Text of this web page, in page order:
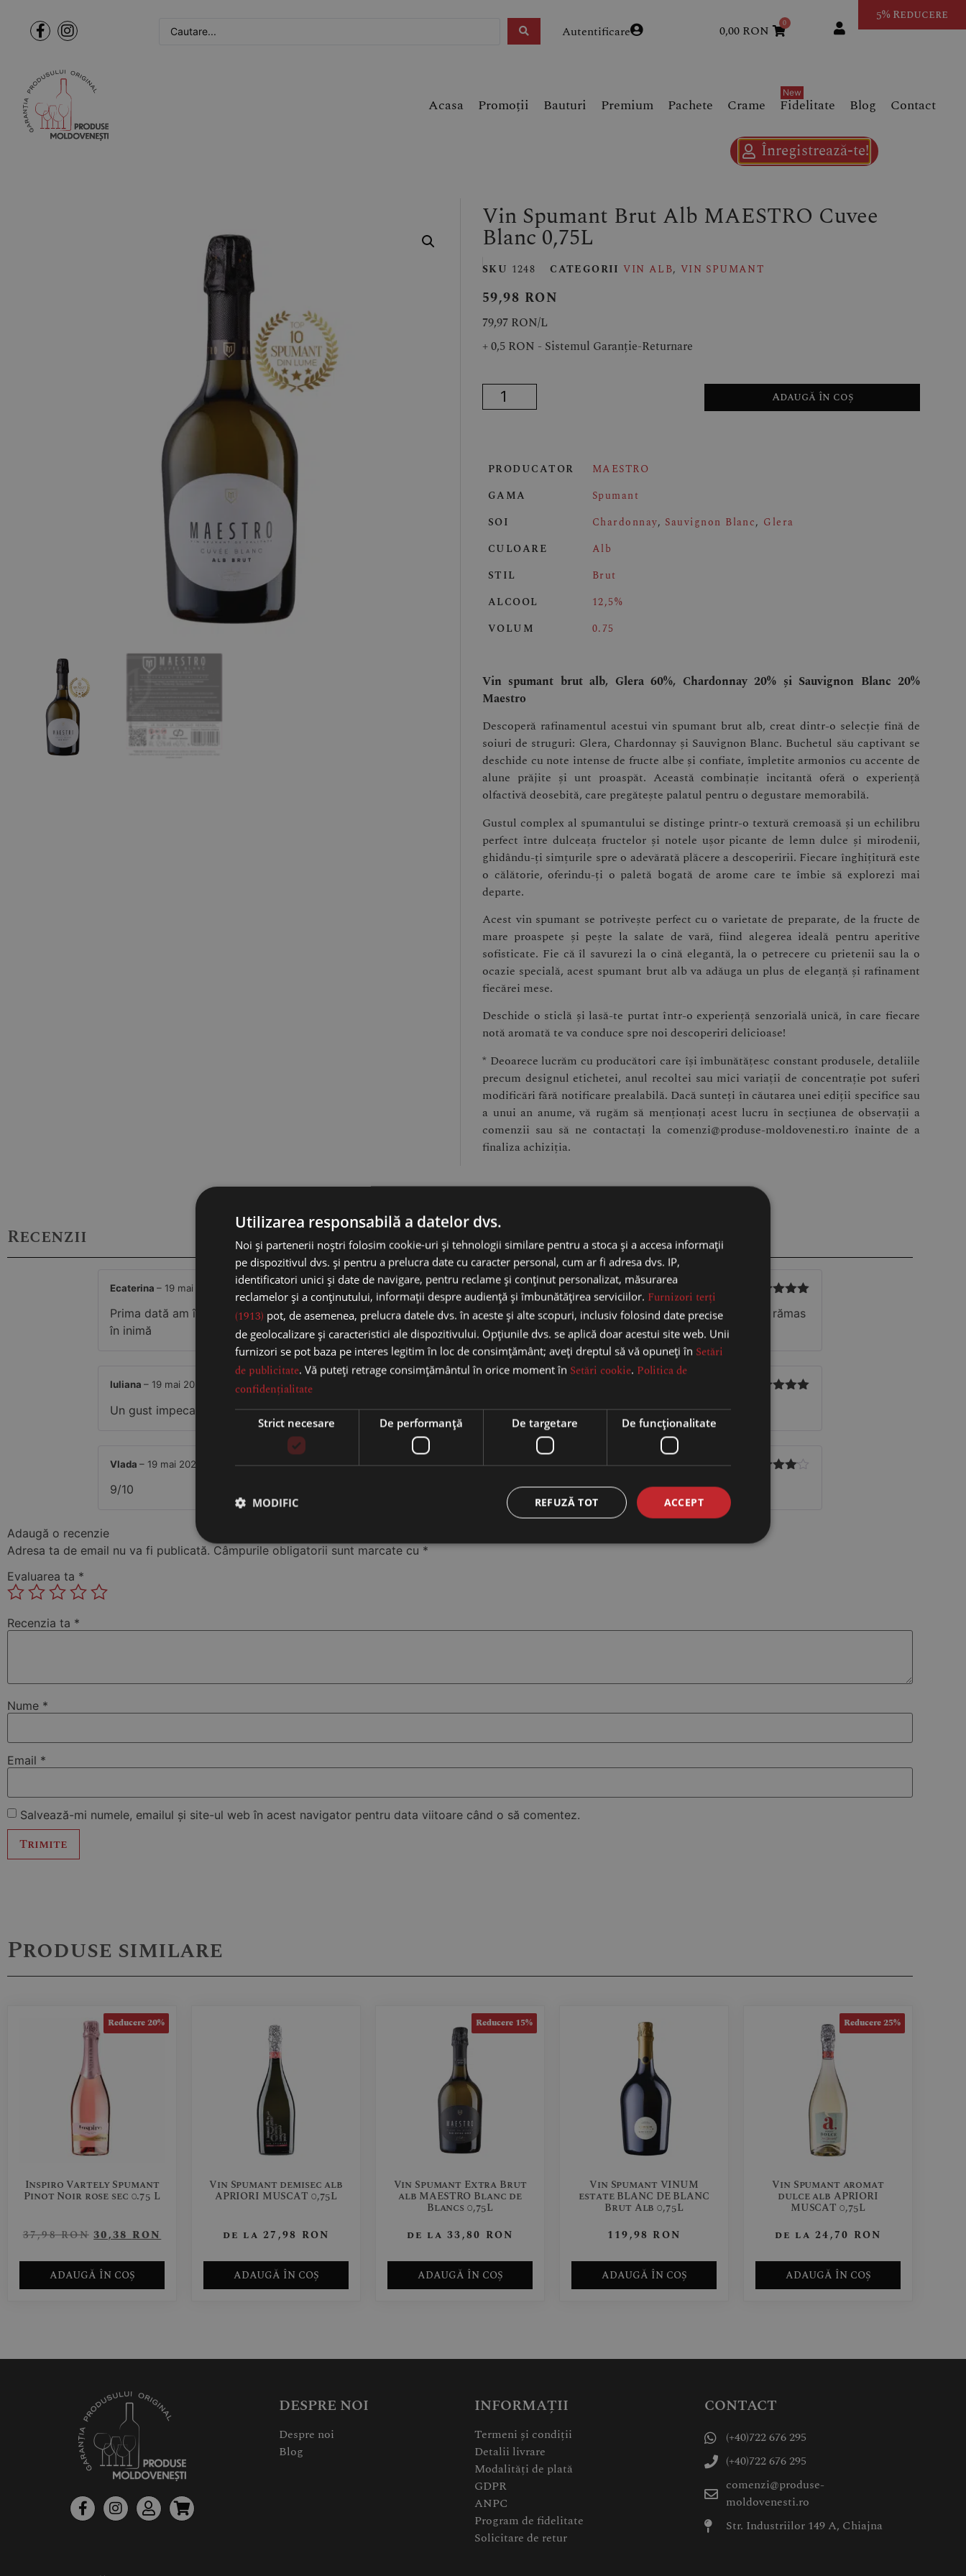
Autentificare 0,00 RON 0 5% Reducere
Acasa Promoții Bauturi Premium Pachete Crame Fidelitate Blog Contact
Vin Spumant Brut Alb MAESTRO Cuvee
Blanc 0,75L
SKU 1248 CATEGORII VIN ALB, VIN SPUMANT
59,98 RON
79,97 RON/L
+ 0,5 RON - Sistemul Garanție-Returnare
Adaugă în coș
PRODUCATOR
MAESTRO
GAMA
Spumant
SOI
Chardonnay, Sauvignon Blanc, Glera
CULOARE
Alb
STIL
Brut
ALCOOL
12,5%
VOLUM
0.75
Vin spumant brut alb, Glera 60%, Chardonnay 20% și Sauvignon Blanc 20%
Maestro
Descoperă rafinamentul acestui vin spumant brut alb, creat dintr-o selecție fină de
soiuri de struguri: Glera, Chardonnay și Sauvignon Blanc. Buchetul său captivant se
deschide cu note intense de fructe albe și confiate, împletite armonios cu accente de
alune prăjite și unt proaspăt. Această combinație incitantă oferă o experiență
olfactivă deosebită, care pregătește palatul pentru o degustare memorabilă.
Gustul complex al spumantului se distinge printr-o textură cremoasă și un echilibru
perfect între dulceața fructelor și notele ușor picante de lemn dulce și mirodenii,
ghidându-ți simțurile spre o adevărată plăcere a descoperirii. Fiecare înghițitură este
o călătorie, oferindu-ți o paletă bogată de arome care te îmbie să explorezi mai
departe.
Acest vin spumant se potrivește perfect cu o varietate de preparate, de la fructe de
mare proaspete și pește la salate de vară, fiind alegerea ideală pentru aperitive
sofisticate. Fie că îl savurezi la o cină elegantă, la o petrecere cu prietenii sau la o
ocazie specială, acest spumant brut alb va adăuga un plus de eleganță și rafinament
fiecărei mese.
Deschide o sticlă și lasă-te purtat într-o experiență senzorială unică, în care fiecare
notă aromată te va conduce spre noi descoperiri delicioase!
* Deoarece lucrăm cu producători care își îmbunătățesc constant produsele, detaliile
precum designul etichetei, anul recoltei sau mici variații de concentrație pot suferi
modificări fără notificare prealabilă. Dacă sunteți în căutarea unei ediții specifice sau
a unui an anume, vă rugăm să menționați acest lucru în secțiunea de observații a
comenzii sau să ne contactați la comenzi@produse-moldovenesti.ro înainte de a
finaliza achiziția.
Recenzii
din 5
Ecaterina – 19 mai 2025
Prima dată am încercat acest vin, mi-a plăcut nespus de mult, chiar dacă nu sunt mare amatoare de vin brut, acesta mi-a rămas
în inimă
Iuliana – 19 mai 2025
Un gust impecabil potrivit pentru oricine !
Vlada – 19 mai 2025
9/10
Adaugă o recenzie
Adresa ta de email nu va fi publicată. Câmpurile obligatorii sunt marcate cu *
Evaluarea ta *
Recenzia ta *
Nume *
Email *
Salvează-mi numele, emailul și site-ul web în acest navigator pentru data viitoare când o să comentez.
Produse similare
Reducere 20%
Inspiro Vartely Spumant
Pinot Noir rose sec 0.75 L
37,98RON 30,38 RON
ADAUGĂ ÎN COȘ
Vin Spumant demisec alb
APRIORI MUSCAT 0,75L
de la27,98 RON
ADAUGĂ ÎN COȘ
Reducere 15%
Vin Spumant Extra Brut
alb MAESTRO Blanc de
Blancs 0,75L
de la33,80 RON
ADAUGĂ ÎN COȘ
Vin Spumant VINUM
estate BLANC DE BLANC
Brut Alb 0,75L
119,98 RON
ADAUGĂ ÎN COȘ
Reducere 25%
Vin Spumant aromat
dulce alb APRIORI
MUSCAT 0,75L
de la24,70 RON
ADAUGĂ ÎN COȘ
DESPRE NOI
Despre noi
Blog
INFORMAȚII
Termeni și condiții
Detalii livrare
Modalități de plată
GDPR
ANPC
Program de fidelitate
Solicitare de retur
CONTACT
(+40)722 676 295
(+40)722 676 295
comenzi@produse-
moldovenesti.ro
Str. Industriilor 149 A, Chiajna
Înregistrează-te!
Utilizarea responsabilă a datelor dvs.
Noi și partenerii noștri folosim cookie-uri și tehnologii similare pentru a stoca și a accesa informații
pe dispozitivul dvs. și pentru a prelucra date cu caracter personal, cum ar fi adresa dvs. IP,
identificatori unici și date de navigare, pentru reclame și conținut personalizat, măsurarea
reclamelor și a conținutului, informații despre audiență și îmbunătățirea serviciilor. Furnizori terți
(1913) pot, de asemenea, prelucra datele dvs. în aceste și alte scopuri, inclusiv folosind date precise
de geolocalizare și caracteristici ale dispozitivului. Opțiunile dvs. se aplică doar acestui site web. Unii
furnizori se pot baza pe interes legitim în loc de consimțământ; aveți dreptul să vă opuneți în Setări
de publicitate. Vă puteți retrage consimțământul în orice moment în Setări cookie. Politica de
confidențialitate
Strict necesare De performanță De targetare De funcţionalitate
ACCEPT
REFUZĂ TOT
MODIFIC